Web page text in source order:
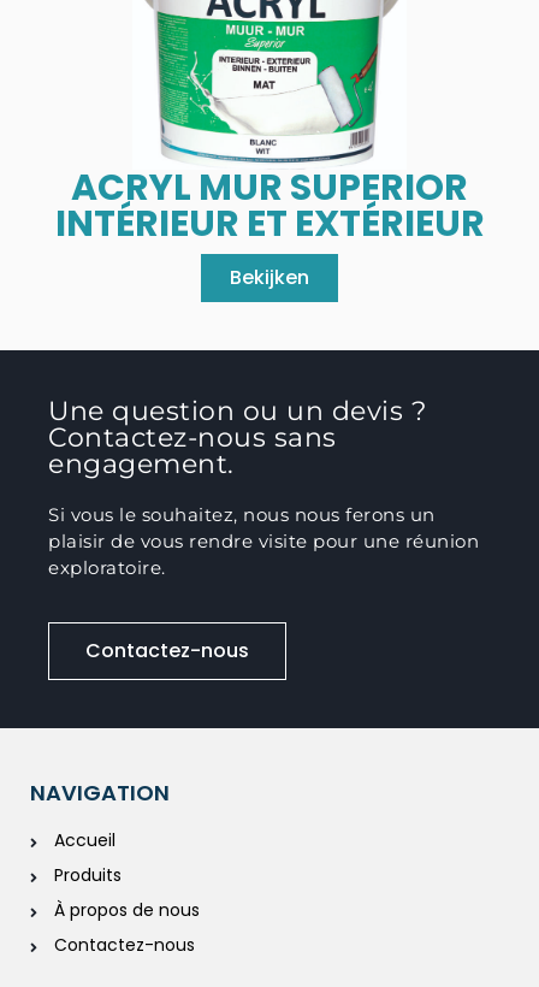
ACRYL MUR SUPERIOR
INTÉRIEUR ET EXTÉRIEUR
Bekijken
Une question ou un devis ?
Contactez-nous sans
engagement.
Si vous le souhaitez, nous nous ferons un
plaisir de vous rendre visite pour une réunion
exploratoire.
Contactez-nous
NAVIGATION
Accueil
Produits
À propos de nous
Contactez-nous